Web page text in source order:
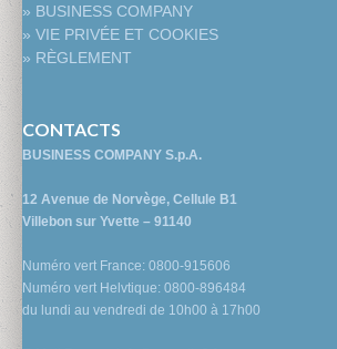
» BUSINESS COMPANY
» VIE PRIVÉE ET COOKIES
» RÈGLEMENT
CONTACTS
BUSINESS COMPANY S.p.A.
12 Avenue de Norvège, Cellule B1
Villebon sur Yvette – 91140
Numéro vert France: 0800-915606
Numéro vert Helvtique: 0800-896484
du lundi au vendredi de 10h00 à 17h00